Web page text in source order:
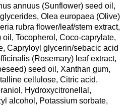
annuus (Sunflower) seed oil,
Olea europaea (Olive)
rubra flower/leaf/stem extract,
Tocopherol, Coco-caprylate,
Capryloyl glycerin/sebacic acid
(Rosemary) leaf extract,
seed oil, Xanthan gum,
cellulose, Citric acid,
Hydroxycitronellal,
alcohol, Potassium sorbate,